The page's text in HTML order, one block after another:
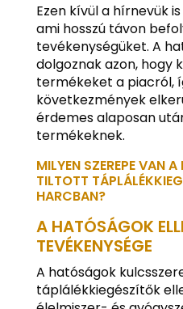
Ezen kívül a hírnevük
ami hosszú távon
tevékenységüket. A
dolgoznak azon, hogy
termékeket a piacról,
következmények
érdemes alaposan
termékeknek.
MILYEN SZEREPE VAN
TILTOTT
HARCBAN?
A HATÓSÁGOK
TEVÉKENYSÉGE
A hatóságok
táplálékkiegészítők